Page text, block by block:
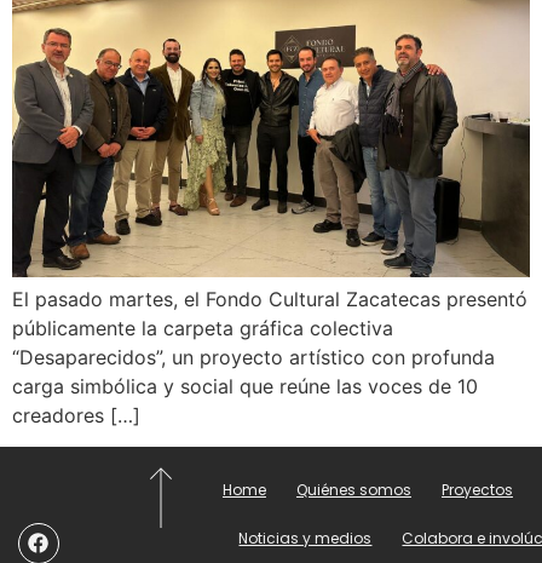
El pasado martes, el Fondo Cultural Zacatecas presentó
públicamente la carpeta gráfica colectiva
“Desaparecidos”, un proyecto artístico con profunda
carga simbólica y social que reúne las voces de 10
creadores […]
Home Quiénes somos Proyectos
Noticias y medios Colabora e